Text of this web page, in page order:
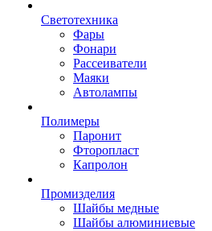
Светотехника
Фары
Фонари
Рассеиватели
Маяки
Автолампы
Полимеры
Паронит
Фторопласт
Капролон
Промизделия
Шайбы медные
Шайбы алюминиевые